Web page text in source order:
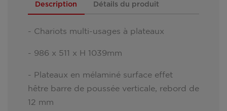
Description Détails du produit
- Chariots multi-usages à plateaux
- 986 x 511 x H 1039mm
- Plateaux en mélaminé surface effet
hêtre barre de poussée verticale, rebord de
12 mm